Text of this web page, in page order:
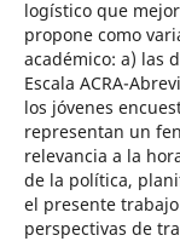
logístico que
propone como
académico: a) las
Escala ACRA-
los jóvenes
representan un
relevancia a la
de la política,
el presente
perspectivas de